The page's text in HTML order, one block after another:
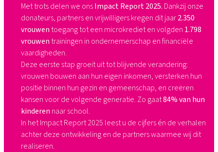
Met trots delen we onsImpact Report 2025. Dankzij onze
donateurs, partners en vrijwilligers kregen dit jaar2.350
vrouwen toegang tot een microkrediet en volgden 1.798
vrouwen trainingen in ondernemerschap en financiële
vaardigheden.​
Deze eerste stap groeit uit tot blijvende verandering:
vrouwen bouwen aan hun eigen inkomen, versterken hun
positie binnen hun gezin en gemeenschap, en creëren
kansen voor de volgende generatie. Zo gaat84% van hun
kinderen naar school.​
In het Impact Report 2025 leest u de cijfers én de verhalen
achter deze ontwikkeling en de partners waarmee wij dit
realiseren.